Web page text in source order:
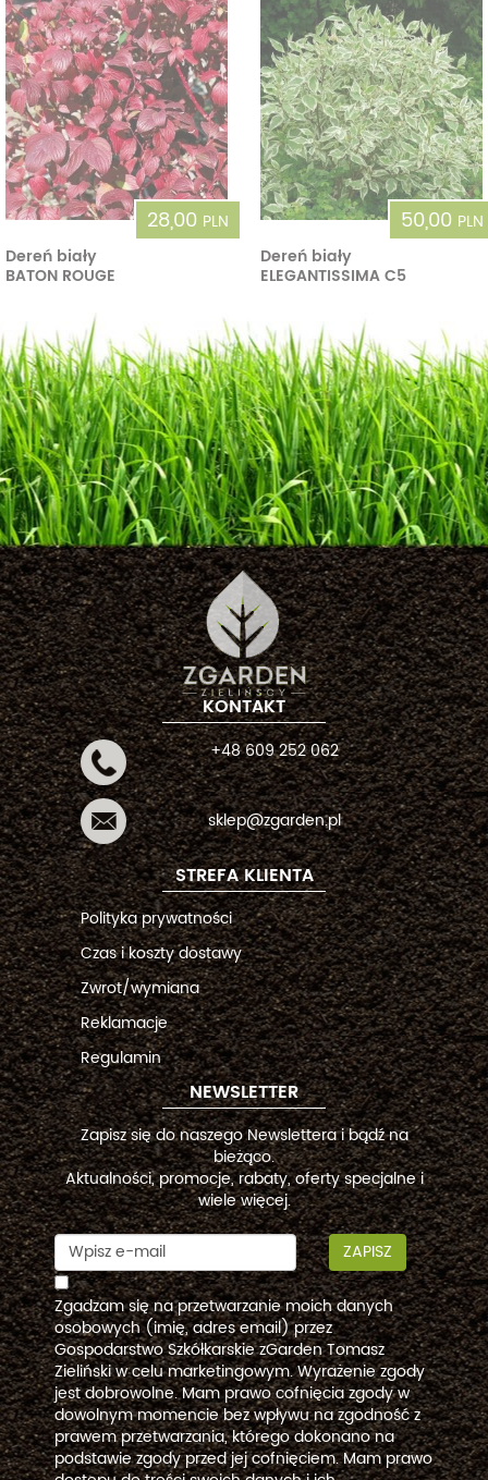
28,00 PLN
Dereń biały
BATON ROUGE
50,00 PLN
Dereń biały
ELEGANTISSIMA C5
KONTAKT
+48 609 252 062
sklep@zgarden.pl
STREFA KLIENTA
Polityka prywatności
Czas i koszty dostawy
Zwrot/wymiana
Reklamacje
Regulamin
NEWSLETTER
Zapisz się do naszego Newslettera i bądź na
bieżąco.
Aktualności, promocje, rabaty, oferty specjalne i
wiele więcej.
ZAPISZ
Zgadzam się na przetwarzanie moich danych
osobowych (imię, adres email) przez
Gospodarstwo Szkółkarskie zGarden Tomasz
Zieliński w celu marketingowym. Wyrażenie zgody
jest dobrowolne. Mam prawo cofnięcia zgody w
dowolnym momencie bez wpływu na zgodność z
prawem przetwarzania, którego dokonano na
podstawie zgody przed jej cofnięciem. Mam prawo